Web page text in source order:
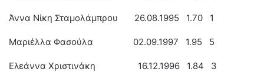
Άννα Νίκη Σταμολάμπρου 26.08.1995 1.70 1
Μαριέλλα Φασούλα 02.09.1997 1.95 5
Ελεάννα Χριστινάκη 16.12.1996 1.84 3